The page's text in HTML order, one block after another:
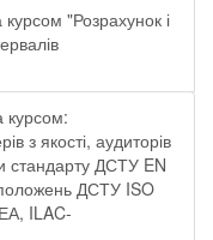
"Розрахунок і
курсом:
з якості, аудиторів
стандарту ДСТУ EN
ДСТУ ISO
ILAC-